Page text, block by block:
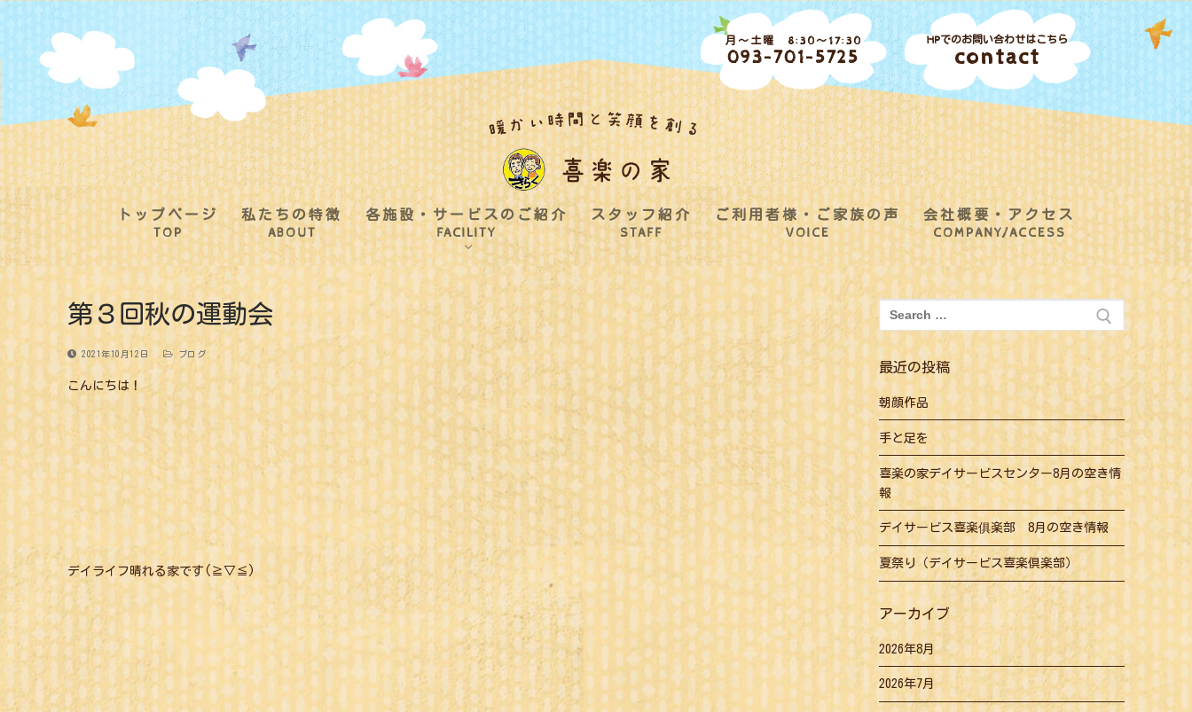
コ
ツ
ス
キ
ッ
プ
月～土曜 8:30～17:30
093-701-5725
HPでのお問い合わせはこちら
contact
トップページ
TOP
私たちの特徴
ABOUT
各施設・サービスのご紹介
FACILITY
スタッフ紹介
STAFF
ご利用者様・ご家族の声
VOICE
会社概要・アクセス
COMPANY/ACCESS
第３回秋の運動会
2021年10月12日 ブログ
こんにちは！
デイライフ晴れる家です(≧▽≦)
索:
最近の投稿
朝顔作品
手と足を
喜楽の家デイサービスセンター8月の空き情
報
デイサービス喜楽俱楽部 8月の空き情報
夏祭り（デイサービス喜楽倶楽部）
アーカイブ
2026年8月
2026年7月